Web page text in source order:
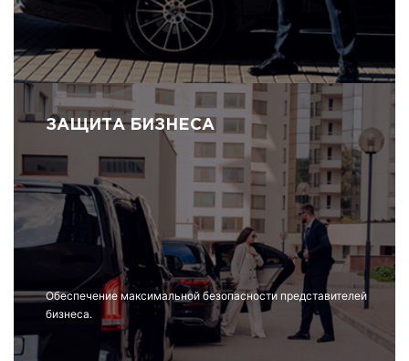
ЗАЩИТА БИЗНЕСА
Обеспечение максимальной безопасности представителей
бизнеса.